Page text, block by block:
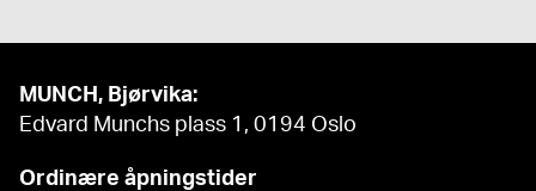
MUNCH, Bjørvika:
Edvard Munchs plass 1, 0194 Oslo
Ordinære åpningstider